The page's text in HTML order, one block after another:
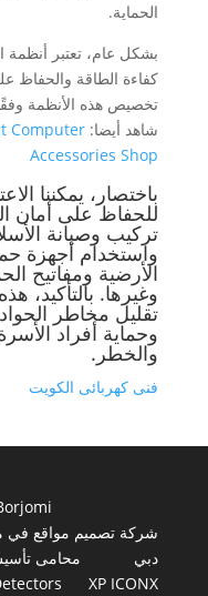
الحماية.
بشكل عام، تعتبر أنظمة
كفاءة الطاقة والحفاظ
تخصيص هذه الأنظمة
شاهد أيضا: Computer
Accessories Shop
باختصار، يمكننا
للحفاظ على أمان
تركيب وصيانة
واستخدام أجهزة
الأرضية ومفاتيح
وغيرها. بالتأكيد،
تقليل مخاطر
وحماية أفراد
والخطر.
فنى كهربائى الكويت
شركة تصميم مواقع في
دبي
محامى
XP ICONX